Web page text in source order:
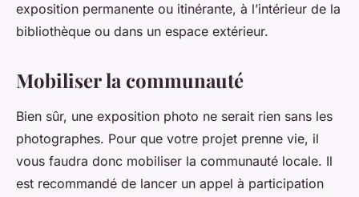
exposition permanente ou itinérante, à l’intérieur de la
bibliothèque ou dans un espace extérieur.
Mobiliser la communauté
Bien sûr, une exposition photo ne serait rien sans les
photographes. Pour que votre projet prenne vie, il
vous faudra donc mobiliser la communauté locale. Il
est recommandé de lancer un appel à participation